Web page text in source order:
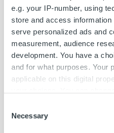
e.g. your IP-number, using
store and access
serve personalized ads and
measurement, audience
development. You have a
and for what purposes. Your
applicable on this digital
the Privacy trigger icon.
Selection
Necessary
Työni on ollut alusta asti
paljon. Tehtäväkenttäni on
haasteita tulee jatkuvasti
sen, että työ pysyy
päiviini kuuluu kollegoiden
asioissa ja tilojen
työskentelen Suomessa,
Rakastan tapahtumien
olen ollut iloinen voidessani